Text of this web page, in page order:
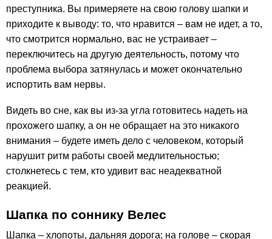
преступника. Вы примеряете на свою голову шапки и
приходите к выводу: то, что нравится – вам не идет, а то,
что смотрится нормально, вас не устраивает –
переключитесь на другую деятельность, потому что
проблема выбора затянулась и может окончательно
испортить вам нервы.
Видеть во сне, как вы из-за угла готовитесь надеть на
прохожего шапку, а он не обращает на это никакого
внимания – будете иметь дело с человеком, который
нарушит ритм работы своей медлительностью;
столкнетесь с тем, кто удивит вас неадекватной
реакцией.
Шапка по соннику Велес
Шапка – хлопоты, дальняя дорога; на голове – скорая